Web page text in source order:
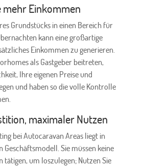
mehr Einkommen
Grundstücks in einen Bereich für
kann eine großartige
Einkommen zu generieren.
als Gastgeber beitreten,
Ihre eigenen Preise und
und haben so die volle Kontrolle
maximaler Nutzen
bei Autocaravan Areas liegt in
Sie müssen keine
um loszulegen; Nutzen Sie